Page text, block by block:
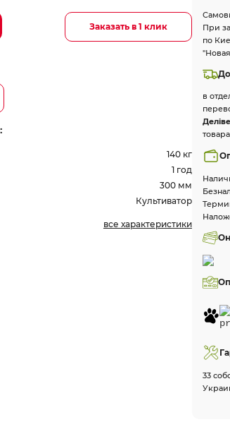
Заказать в 1 клик
140 кг
1 год
300 мм
Культиватор
все характеристики
При
по
в
33